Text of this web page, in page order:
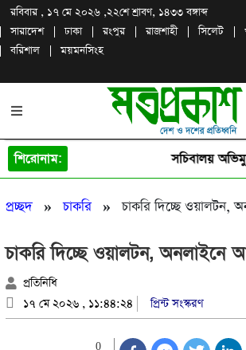
রবিবার , ১৭ মে ২০২৬ ,২২শে শ্রাবণ, ১৪৩৩ বঙ্গাব্দ
সারাদেশ
ঢাকা রংপুর রাজশাহী সিলেট
বরিশাল
ময়মনসিংহ
শিরোনাম: সচিবালয়
প্রচ্ছদ»চাকরি»চাকরি দিচ্ছে ওয়ালটন,
চাকরি দিচ্ছে ওয়ালটন, অনলাইনে
প্রতিনিধি
১৭ মে ২০২৬ , ১১:৪৪:২৪
প্রিন্ট সংস্করণ
0